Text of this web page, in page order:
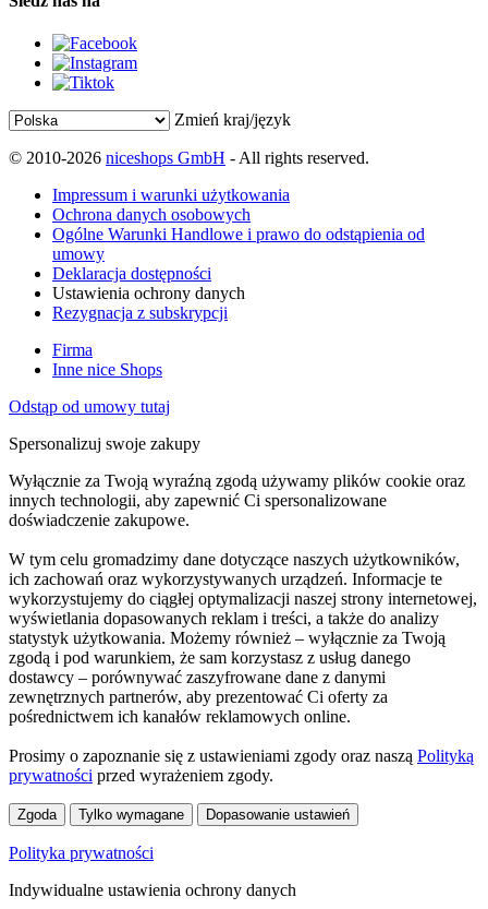
Zmień kraj/język
© 2010-2026 niceshops GmbH - All rights reserved.
Impressum i warunki użytkowania
Ochrona danych osobowych
Ogólne Warunki Handlowe i prawo do odstąpienia od
umowy
Deklaracja dostępności
Ustawienia ochrony danych
Rezygnacja z subskrypcji
Firma
Inne nice Shops
Odstąp od umowy tutaj
Spersonalizuj swoje zakupy
Wyłącznie za Twoją wyraźną zgodą używamy plików cookie oraz
innych technologii, aby zapewnić Ci spersonalizowane
doświadczenie zakupowe.
W tym celu gromadzimy dane dotyczące naszych użytkowników,
ich zachowań oraz wykorzystywanych urządzeń. Informacje te
wykorzystujemy do ciągłej optymalizacji naszej strony internetowej,
wyświetlania dopasowanych reklam i treści, a także do analizy
statystyk użytkowania. Możemy również – wyłącznie za Twoją
zgodą i pod warunkiem, że sam korzystasz z usług danego
dostawcy – porównywać zaszyfrowane dane z danymi
zewnętrznych partnerów, aby prezentować Ci oferty za
pośrednictwem ich kanałów reklamowych online.
Prosimy o zapoznanie się z ustawieniami zgody oraz naszą Polityką
prywatności przed wyrażeniem zgody.
Zgoda Tylko wymagane Dopasowanie ustawień
Polityka prywatności
Indywidualne ustawienia ochrony danych